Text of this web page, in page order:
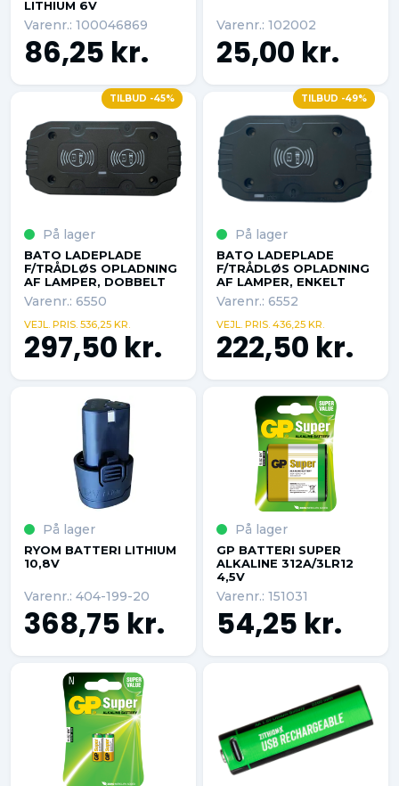
LITHIUM 6V
Varenr.: 100046869
86,25 kr.
Varenr.: 102002
25,00 kr.
TILBUD -45%
På lager
BATO LADEPLADE
F/TRÅDLØS OPLADNING
AF LAMPER, DOBBELT
Varenr.: 6550
VEJL. PRIS. 536,25 KR.
297,50 kr.
TILBUD -49%
På lager
BATO LADEPLADE
F/TRÅDLØS OPLADNING
AF LAMPER, ENKELT
Varenr.: 6552
VEJL. PRIS. 436,25 KR.
222,50 kr.
På lager
RYOM BATTERI LITHIUM
10,8V
Varenr.: 404-199-20
368,75 kr.
På lager
GP BATTERI SUPER
ALKALINE 312A/3LR12
4,5V
Varenr.: 151031
54,25 kr.